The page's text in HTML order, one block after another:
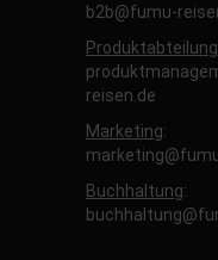
b2b@fumu-
reisen.de
Marketing:
Buchhaltung: